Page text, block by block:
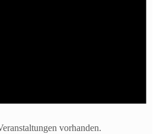
vorhanden.